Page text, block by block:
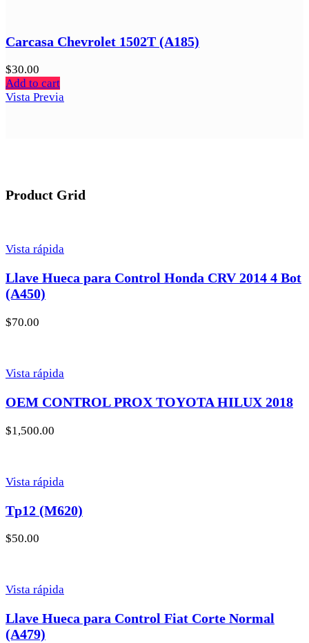
Carcasa Chevrolet 1502T (A185)
$30.00
Add to cart
Vista Previa
Product Grid
Vista rápida
Llave Hueca para Control Honda CRV 2014 4 Bot
(A450)
$70.00
Vista rápida
OEM CONTROL PROX TOYOTA HILUX 2018
$1,500.00
Vista rápida
Tp12 (M620)
$50.00
Vista rápida
Llave Hueca para Control Fiat Corte Normal
(A479)